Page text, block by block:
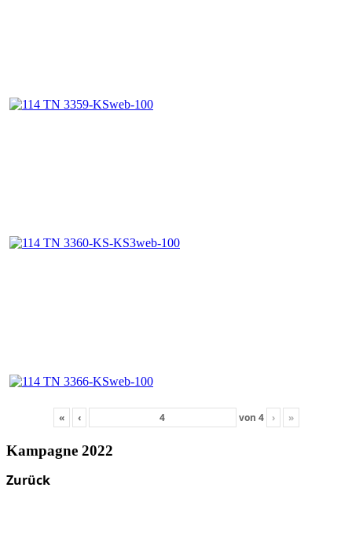
« ‹ von 4 › »
Kampagne 2022
Zurück